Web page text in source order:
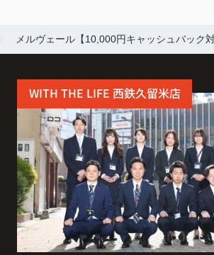
メルヴェール【10,000円キャッシュバック対
WITH THE LIFE 西鉄久留米店